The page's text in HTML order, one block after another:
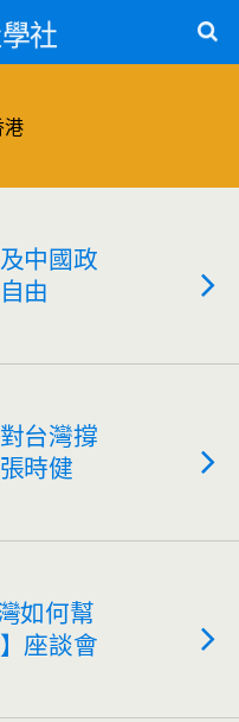
社
港
中國政
由
台灣撐
時健
如何幫
座談會